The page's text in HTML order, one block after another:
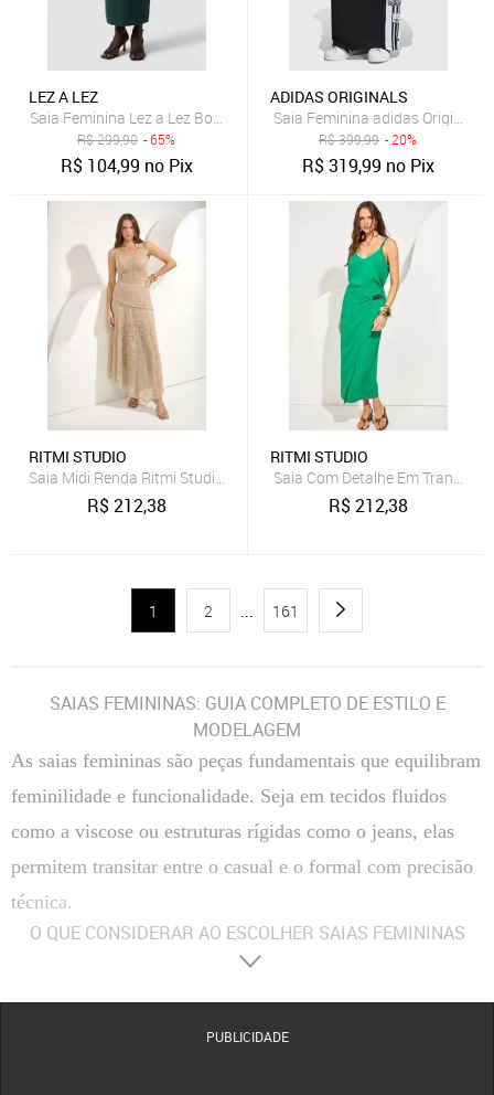
LEZ A LEZ
Saia Feminina Lez a Lez Boheme Verde
R$299,90 - 65%
R$ 104,99 no Pix
ADIDAS ORIGINALS
Saia Feminina adidas Originals
R$399,99 - 20%
R$319,99 no Pix
RITMI STUDIO
Saia Midi Renda Ritmi Studio Bege
R$212,38
RITMI STUDIO
Saia Com Detalhe Em
R$212,38
1 2 ... 161
SAIAS FEMININAS: GUIA COMPLETO DE ESTILO E
MODELAGEM
As saias femininas são peças fundamentais que equilibram
feminilidade e funcionalidade. Seja em tecidos fluidos
como a viscose ou estruturas rígidas como o jeans, elas
permitem transitar entre o casual e o formal com precisão
técnica.
O QUE CONSIDERAR AO ESCOLHER SAIAS FEMININAS
A escolha entre fibras naturais, como algodão e viscose, ou
Tecidos com elastano proporcionam maior flexibilidade, enquanto o crepe oferece uma
PUBLICIDADE